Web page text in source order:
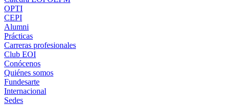
OPTI
CEPI
Alumni
Prácticas
Carreras profesionales
Club EOI
Conócenos
Quiénes somos
Fundesarte
Internacional
Sedes